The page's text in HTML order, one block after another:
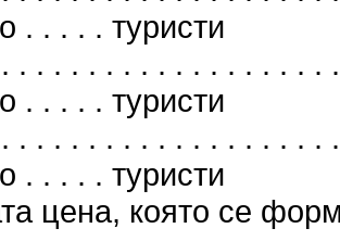
. . . . . туристи
. . . . . . . . . . . . . . . . .
. . . . . туристи
. . . . . . . . . . . . . . . . .
. . . . . туристи
цена, която се